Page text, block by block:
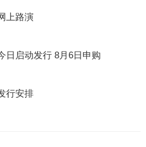
上路演
日启动发行 8月6日申购
行安排